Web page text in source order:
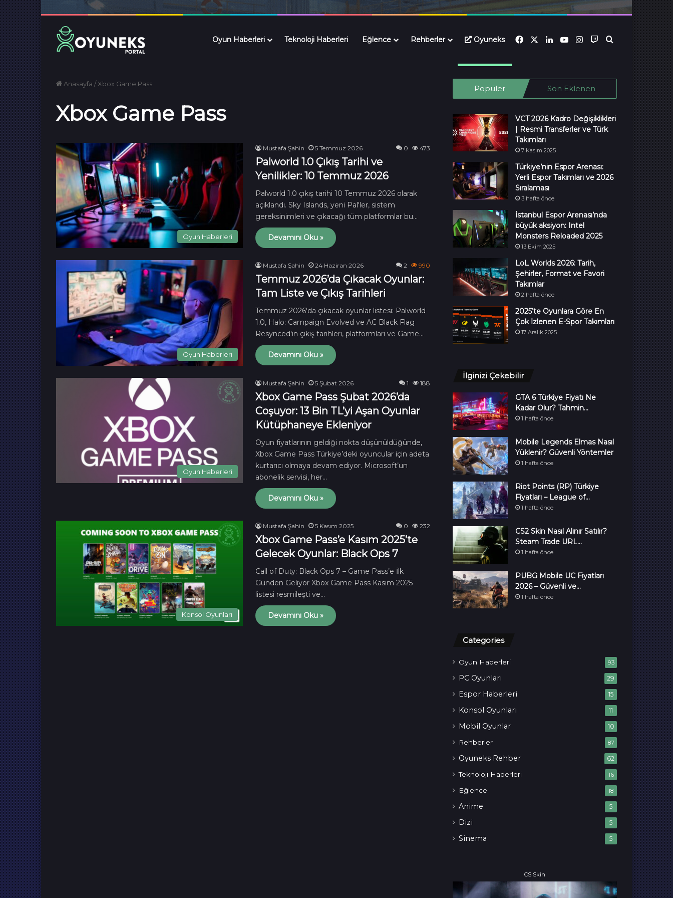
Oyun Haberleri Teknoloji Haberleri Eğlence Rehberler Oyuneks FacebookLinkedInYouTubeInstagram
Twitch
Anasayfa / Xbox Game Pass
Xbox Game Pass
Oyun Haberleri
Mustafa Şahin 5 Temmuz 2026 0 473
Palworld 1.0 Çıkış Tarihi ve
Yenilikler: 10 Temmuz 2026
Palworld 1.0 çıkış tarihi 10 Temmuz 2026 olarak
açıklandı. Sky Islands, yeni Pal'ler, sistem
gereksinimleri ve çıkacağı tüm platformlar bu…
Devamını Oku »
Oyun Haberleri
Mustafa Şahin 24 Haziran 2026 2 990
Temmuz 2026’da Çıkacak Oyunlar:
Tam Liste ve Çıkış Tarihleri
Temmuz 2026'da çıkacak oyunlar listesi: Palworld
1.0, Halo: Campaign Evolved ve AC Black Flag
Resynced'in çıkış tarihleri, platformları ve Game…
Devamını Oku »
Oyun Haberleri
Mustafa Şahin 5 Şubat 2026 1 188
Xbox Game Pass Şubat 2026’da
Coşuyor: 13 Bin TL’yi Aşan Oyunlar
Kütüphaneye Ekleniyor
Oyun fiyatlarının geldiği nokta düşünüldüğünde,
Xbox Game Pass Türkiye’deki oyuncular için adeta
kurtarıcı olmaya devam ediyor. Microsoft’un
abonelik servisi, her…
Devamını Oku »
Konsol Oyunları
Mustafa Şahin 5 Kasım 2025 0 232
Xbox Game Pass’e Kasım 2025’te
Gelecek Oyunlar: Black Ops 7
Call of Duty: Black Ops 7 – Game Pass’e İlk
Günden Geliyor Xbox Game Pass Kasım 2025
listesi resmileşti ve…
Devamını Oku »
Popüler Son Eklenen
VCT 2026 Kadro Değişiklikleri
| Resmi Transferler ve Türk
Takımları
7 Kasım 2025
Türkiye’nin Espor Arenası:
Yerli Espor Takımları ve 2026
Sıralaması
3 hafta önce
İstanbul Espor Arenası’nda
büyük aksiyon: Intel
Monsters Reloaded 2025
13 Ekim 2025
LoL Worlds 2026: Tarih,
Şehirler, Format ve Favori
Takımlar
2 hafta önce
2025’te Oyunlara Göre En
Çok İzlenen E-Spor Takımları
17 Aralık 2025
İlginizi Çekebilir
GTA 6 Türkiye Fiyatı Ne
Kadar Olur? Tahmin…
1 hafta önce
Mobile Legends Elmas Nasıl
Yüklenir? Güvenli Yöntemler
1 hafta önce
Riot Points (RP) Türkiye
Fiyatları – League of…
1 hafta önce
CS2 Skin Nasıl Alınır Satılır?
Steam Trade URL…
1 hafta önce
PUBG Mobile UC Fiyatları
2026 – Güvenli ve…
1 hafta önce
Categories
Oyun Haberleri 93
PC Oyunları 29
Espor Haberleri 15
Konsol Oyunları 11
Mobil Oyunlar 10
Rehberler 87
Oyuneks Rehber 62
Teknoloji Haberleri 16
Eğlence 18
Anime 5
Dizi 5
Sinema 5
CS Skin